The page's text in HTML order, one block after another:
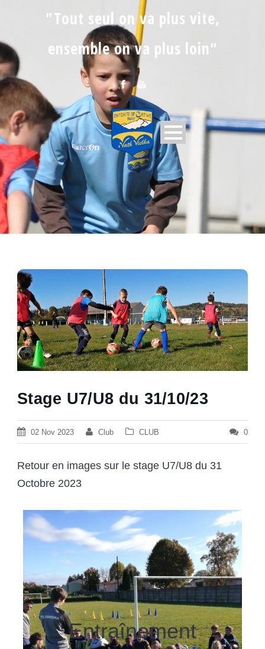
"Tout seul on va plus vite,
ensemble on va plus loin"
Stage U7/U8 du 31/10/23
02 Nov 2023 Club CLUB 0
Retour en images sur le stage U7/U8 du 31
Octobre 2023
Entraînement